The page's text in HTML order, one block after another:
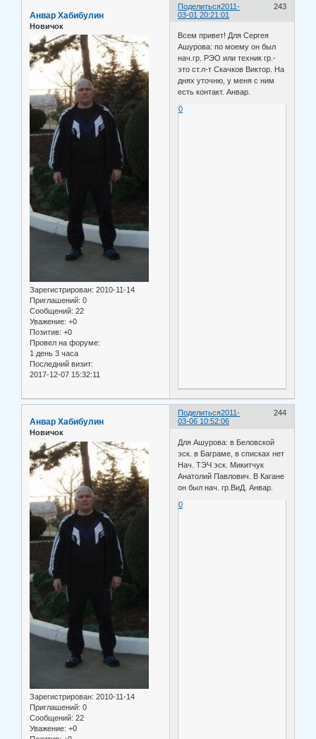
Поделиться 243
2011-
03-01 20:21:01
Анвар Хабибулин
Новичок
Зарегистрирован: 2010-11-14
Приглашений: 0
Сообщений: 22
Уважение: +0
Позитив: +0
Провел на форуме:
1 день 3 часа
Последний визит:
2017-12-07 15:32:11
Всем привет! Для Сергея
Ашурова: по моему он был
нач.гр. РЭО или техник гр.-
это ст.л-т Скачков Виктор. На
днях уточню, у меня с ним
есть контакт. Анвар.
0
Поделиться 244
2011-
03-06 10:52:06
Анвар Хабибулин
Новичок
Зарегистрирован: 2010-11-14
Приглашений: 0
Сообщений: 22
Уважение: +0
Для Ашурова: в Беловской
эск. в Баграме, в списках нет
Нач. ТЭЧ эск. Микитчук
Анатолий Павлович. В Кагане
он был нач. гр.ВиД. Анвар.
0